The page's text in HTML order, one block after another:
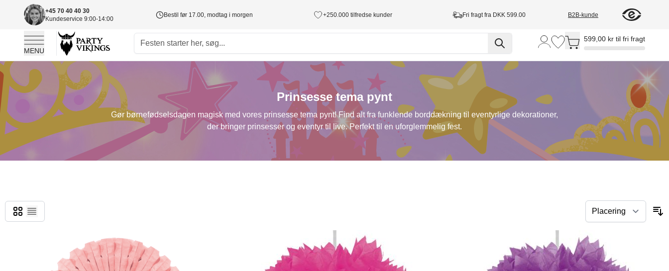
+45 70 40 40 30
Kundeservice 9:00-14:00
Bestil før 17.00, modtag i morgen +250.000 tilfredse kunder Fri fragt fra DKK 599.00 B2B-kunde
MENU
Toggle minicart, Cart is empty
599,00 kr til fri fragt
Skip to Content
Prinsesse tema pynt
Gør børnefødselsdagen magisk med vores prinsesse tema pynt! Find alt fra funklende borddækning til eventyrlige dekorationer,
der bringer prinsesser og eventyr til live. Perfekt til en uforglemmelig fest.
Gitter
Liste